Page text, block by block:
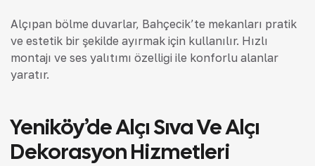
Alçıpan bölme duvarlar, Bahçecik’te mekanları pratik
ve estetik bir şekilde ayırmak için kullanılır. Hızlı
montajı ve ses yalıtımı özelliği ile konforlu alanlar
yaratır.
Yeniköy’de Alçı Sıva Ve Alçı
Dekorasyon Hizmetleri